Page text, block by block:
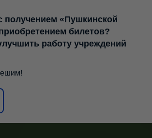
получением «Пушкинской
билетов?
работу учреждений